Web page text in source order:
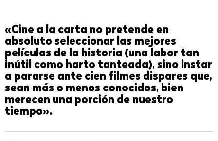
«Cine a la carta no pretende en
absoluto seleccionar las mejores
películas de la historia (una labor tan
inútil como harto tanteada), sino instar
a pararse ante cien filmes dispares que,
sean más o menos conocidos, bien
merecen una porción de nuestro
tiempo».